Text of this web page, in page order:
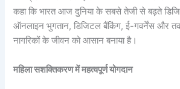
कहा कि भारत आज दुनिया के सबसे तेजी से बढ़ते
ऑनलाइन भुगतान, डिजिटल बैंकिंग, ई-गवर्नेंस और
नागरिकों के जीवन को आसान बनाया है।
महिला सशक्तिकरण में महत्वपूर्ण योगदान